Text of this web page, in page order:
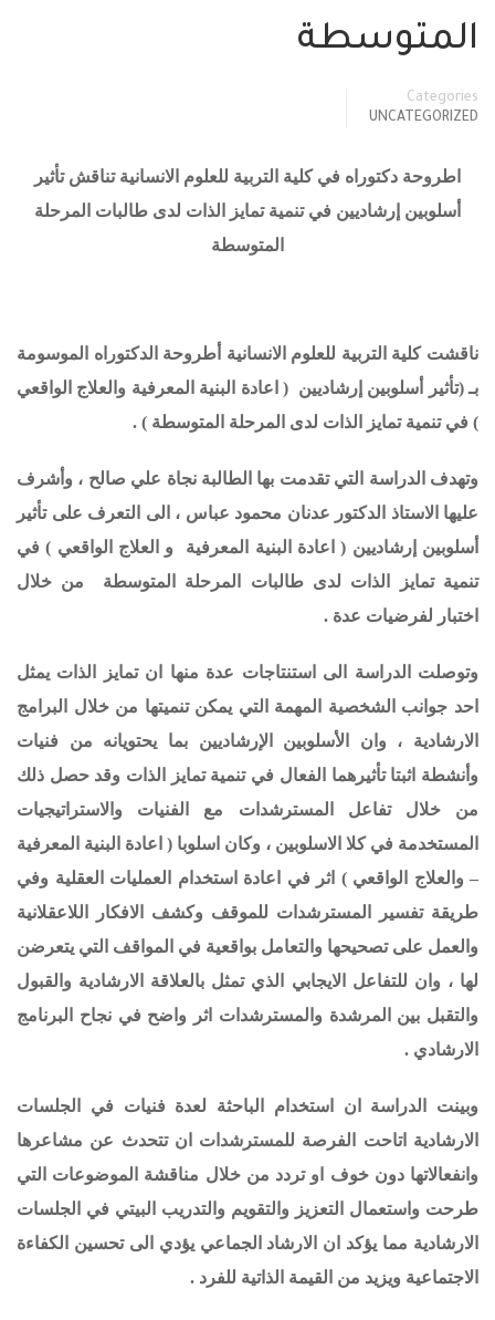
المتوسطة
Categories
UNCATEGORIZED
اطروحة دكتوراه في كلية التربية للعلوم الانسانية تناقش تأثير
أسلوبين إرشاديين في تنمية تمايز الذات لدى طالبات المرحلة
المتوسطة
ناقشت كلية التربية للعلوم الانسانية أطروحة الدكتوراه الموسومة
بـ (تأثير أسلوبين إرشاديين ( اعادة البنية المعرفية والعلاج الواقعي
) في تنمية تمايز الذات لدى المرحلة المتوسطة ) .
وتهدف الدراسة التي تقدمت بها الطالبة نجاة علي صالح ، وأشرف
عليها الاستاذ الدكتور عدنان محمود عباس ، الى التعرف على تأثير
أسلوبين إرشاديين ( اعادة البنية المعرفية و العلاج الواقعي ) في
تنمية تمايز الذات لدى طالبات المرحلة المتوسطة من خلال
اختبار لفرضيات عدة .
وتوصلت الدراسة الى استنتاجات عدة منها ان تمايز الذات يمثل
احد جوانب الشخصية المهمة التي يمكن تنميتها من خلال البرامج
الارشادية ، وان الأسلوبين الإرشاديين بما يحتويانه من فنيات
وأنشطة اثبتا تأثيرهما الفعال في تنمية تمايز الذات وقد حصل ذلك
من خلال تفاعل المسترشدات مع الفنيات والاستراتيجيات
المستخدمة في كلا الاسلوبين ، وكان اسلوبا ( اعادة البنية المعرفية
– والعلاج الواقعي ) اثر في اعادة استخدام العمليات العقلية وفي
طريقة تفسير المسترشدات للموقف وكشف الافكار اللاعقلانية
والعمل على تصحيحها والتعامل بواقعية في المواقف التي يتعرضن
لها ، وان للتفاعل الايجابي الذي تمثل بالعلاقة الارشادية والقبول
والتقبل بين المرشدة والمسترشدات اثر واضح في نجاح البرنامج
الارشادي .
وبينت الدراسة ان استخدام الباحثة لعدة فنيات في الجلسات
الارشادية اتاحت الفرصة للمسترشدات ان تتحدث عن مشاعرها
وانفعالاتها دون خوف او تردد من خلال مناقشة الموضوعات التي
طرحت واستعمال التعزيز والتقويم والتدريب البيتي في الجلسات
الارشادية مما يؤكد ان الارشاد الجماعي يؤدي الى تحسين الكفاءة
الاجتماعية ويزيد من القيمة الذاتية للفرد .